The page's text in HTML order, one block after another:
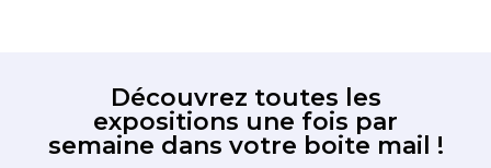
Découvrez toutes les
expositions une fois par
semaine dans votre boite mail !